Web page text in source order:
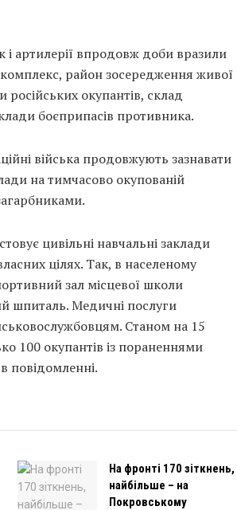
і артилерії впродовж доби вразили
район зосередження живої
російських окупантів, склад
боєприпасів противника.
війська продовжують зазнавати
на тимчасово окупованій
цивільні навчальні заклади
цілях. Так, в населеному
зал місцевої школи
шпиталь. Медичні послуги
Станом на 15
100 окупантів із пораненнями
повідомленні.
На фронті 170 зіткнень,
найбільше – на
Покровському